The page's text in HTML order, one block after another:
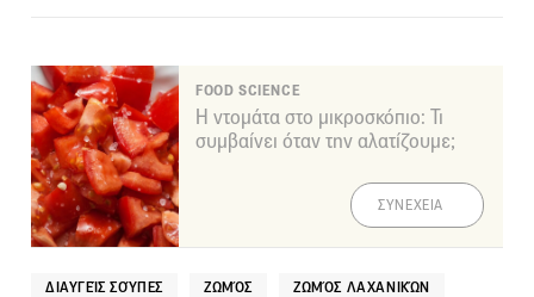
FOOD SCIENCE
Η ντομάτα στο μικροσκόπιο: Τι
συμβαίνει όταν την αλατίζουμε;
ΣΥΝΕΧΕΙΑ
ΔΙΑΥΓΕΊΣ ΣΟΎΠΕΣ ΖΩΜΌΣ ΖΩΜΌΣ ΛΑΧΑΝΙΚΏΝ